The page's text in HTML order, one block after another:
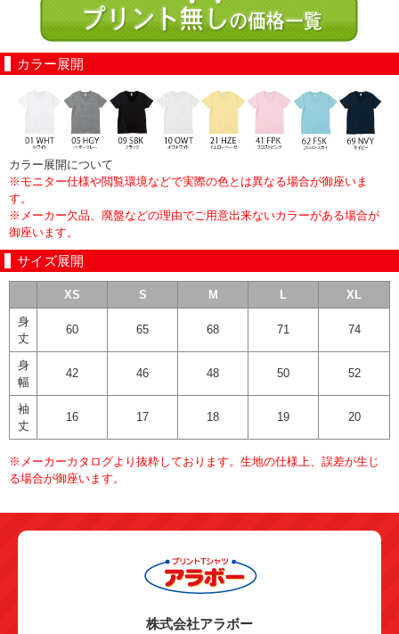
カラー展開
カラー展開について
※モニター仕様や閲覧環境などで実際の色とは異なる場合が御座いま
す。
※メーカー欠品、廃盤などの理由でご用意出来ないカラーがある場合が
御座います。
サイズ展開
XS S M L
XL
身
丈
60 65 68 71 74
身
幅
42 46 48 50 52
袖
丈
16 17 18 19 20
※メーカーカタログより抜粋しております。生地の仕様上、誤差が生じ
る場合が御座います。
株式会社アラボー